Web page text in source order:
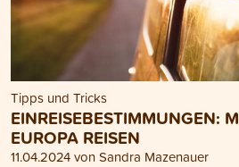
Tipps und Tricks
EINREISEBESTIMMUNGEN:
EUROPA REISEN
11.04.2024 von Sandra Mazenauer